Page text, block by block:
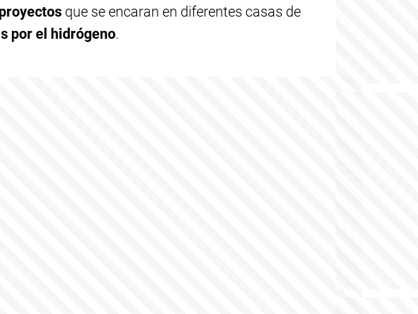
proyectos que se encaran en diferentes casas de
por el hidrógeno.